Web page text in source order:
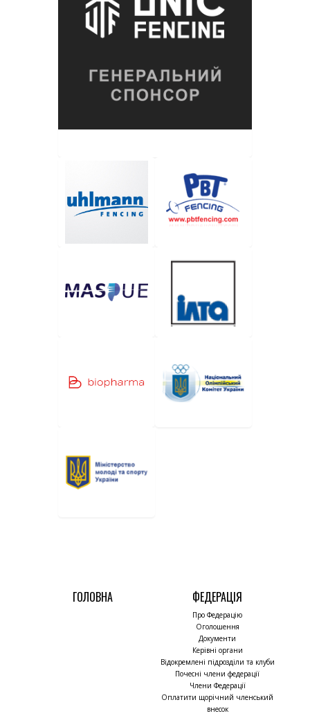
ГОЛОВНА ФЕДЕРАЦІЯ
Про Федерацію
Оголошення
Документи
Керівні органи
Відокремлені підрозділи та клуби
Почесні члени федерації
Члени Федерації
Оплатити щорічний членський
внесок